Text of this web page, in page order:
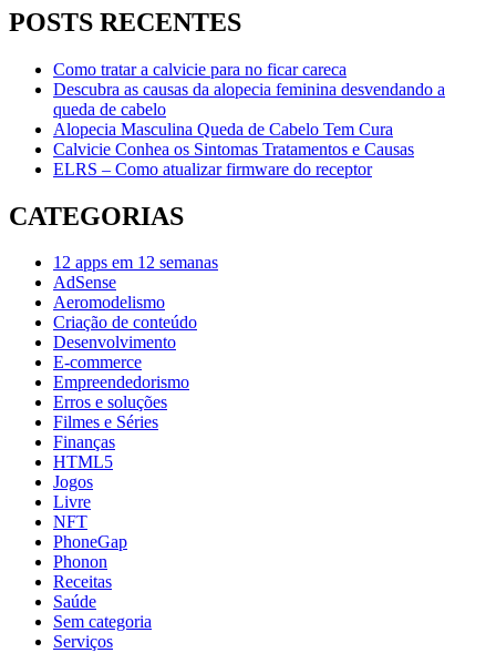
posts
POSTS RECENTES
Como tratar a calvicie para no ficar careca
Descubra as causas da alopecia feminina desvendando a
queda de cabelo
Alopecia Masculina Queda de Cabelo Tem Cura
Calvicie Conhea os Sintomas Tratamentos e Causas
ELRS – Como atualizar firmware do receptor
CATEGORIAS
12 apps em 12 semanas
AdSense
Aeromodelismo
Criação de conteúdo
Desenvolvimento
E-commerce
Empreendedorismo
Erros e soluções
Filmes e Séries
Finanças
HTML5
Jogos
Livre
NFT
PhoneGap
Phonon
Receitas
Saúde
Sem categoria
Serviços